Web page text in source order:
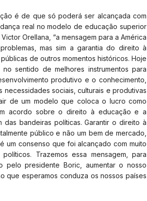
é de que só poderá ser alcançada com
real no modelo de educação superior
Orellana, “a mensagem para a América
mas sim a garantia do direito à
de outros momentos históricos. Hoje
sentido de melhores instrumentos para
produtivo e o conhecimento,
necessidades sociais, culturais e produtivas
de um modelo que coloca o lucro como
acordo sobre o direito à educação e a
bandeiras políticas. Garantir o direito à
público e não um bem de mercado,
um consenso que foi alcançado com muito
Trazemos essa mensagem, para
pelo presidente Boric, aumentar o nosso
que esperamos conduza os nossos países